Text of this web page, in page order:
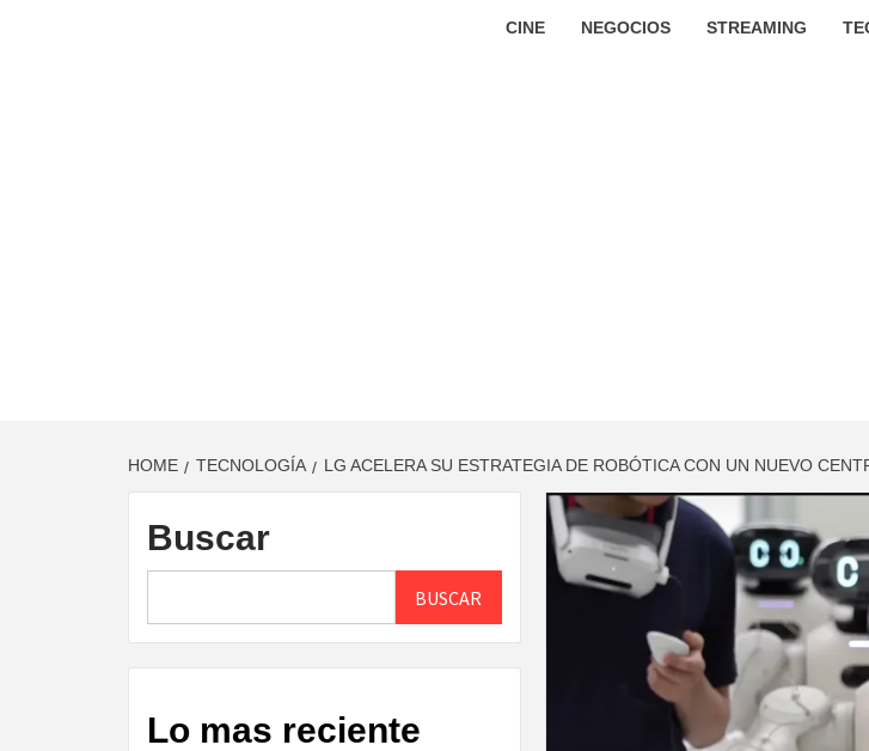
CINE NEGOCIOS STREAMING
HOME TECNOLOGÍA LG ACELERA SU ESTRATEGIA DE ROBÓTICA CON UN NUEVO
Buscar
BUSCAR
Lo mas reciente